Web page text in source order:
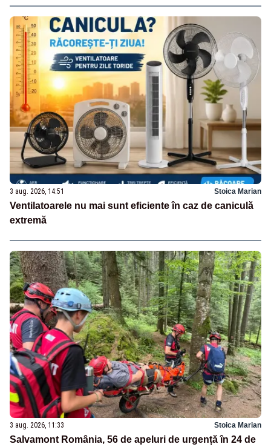
3 aug. 2026, 14:51 Stoica Marian
Ventilatoarele nu mai sunt eficiente în caz de caniculă
extremă
3 aug. 2026, 11:33 Stoica Marian
Salvamont România, 56 de apeluri de urgență în 24 de